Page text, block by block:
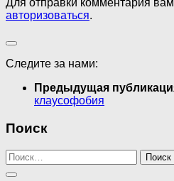
Для отправки комментария
авторизоваться.
Следите за нами:
Предыдущая
клаусофобия
Поиск
Найти: